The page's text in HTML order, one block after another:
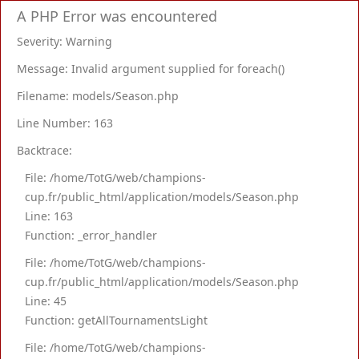
A PHP Error was encountered
Severity: Warning
Message: Invalid argument supplied for foreach()
Filename: models/Season.php
Line Number: 163
Backtrace:
File: /home/TotG/web/champions-
cup.fr/public_html/application/models/Season.php
Line: 163
Function: _error_handler
File: /home/TotG/web/champions-
cup.fr/public_html/application/models/Season.php
Line: 45
Function: getAllTournamentsLight
File: /home/TotG/web/champions-